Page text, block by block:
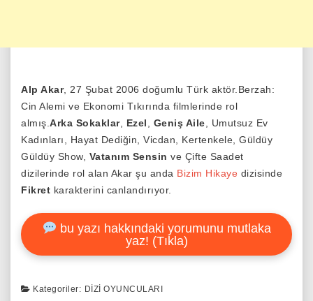
Alp Akar, 27 Şubat 2006 doğumlu Türk aktör.Berzah:
Cin Alemi ve Ekonomi Tıkırında filmlerinde rol
almış. Arka Sokaklar, Ezel Geniş Aile , Umutsuz Ev
Kadınları, Hayat Dediğin, Vicdan, Kertenkele, Güldüy
Güldüy Show, Vatanım Sensin ve Çifte Saadet
dizilerinde rol alan Akar şu anda Bizim Hikaye dizisinde
Fikret karakterini canlandırıyor.
bu yazı hakkındaki yorumunu mutlaka
yaz! (Tıkla)
Kategoriler: DIZI OYUNCULARI